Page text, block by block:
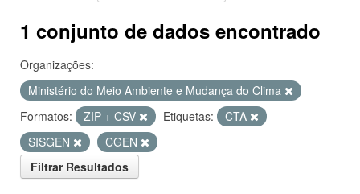
1 conjunto de dados encontrado
Organizações:
Ministério do Meio Ambiente e Mudança do Clima
Formatos:
ZIP + CSV Etiquetas:
CTA
SISGEN
CGEN
Filtrar Resultados